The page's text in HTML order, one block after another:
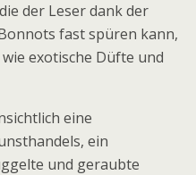
der Leser dank der
fast spüren kann,
exotische Düfte und
eine
ein
und geraubte